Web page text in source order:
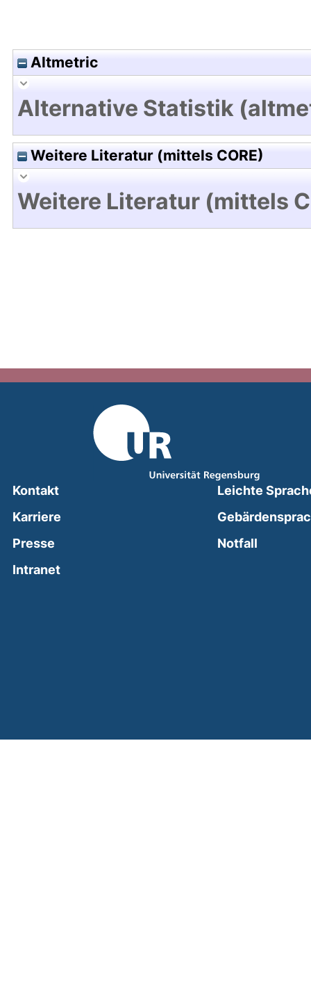
Altmetric
Alternative Statistik
Weitere Literatur (mittels CORE)
Weitere Literatur (mittels
Kontakt
Karriere
Presse
Intranet(external link, opens in a new window)
Leichte
Notfall